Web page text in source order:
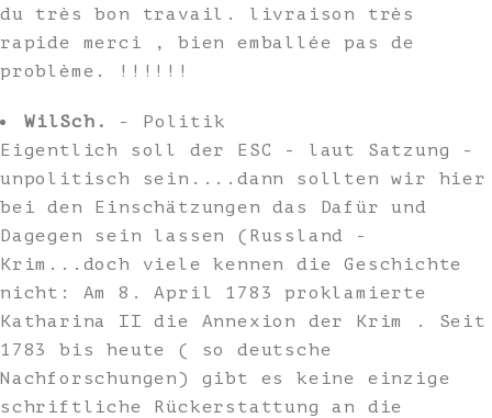
du très bon travail. livraison très
rapide merci , bien emballée pas de
problème. !!!!!!
WilSch.
- Politik
Eigentlich soll der ESC - laut Satzung -
unpolitisch sein....dann sollten wir hier
bei den Einschätzungen das Dafür und
Dagegen sein lassen (Russland -
Krim...doch viele kennen die Geschichte
nicht: Am 8. April 1783 proklamierte
Katharina II die Annexion der Krim . Seit
1783 bis heute ( so deutsche
Nachforschungen) gibt es keine einzige
schriftliche Rückerstattung an die